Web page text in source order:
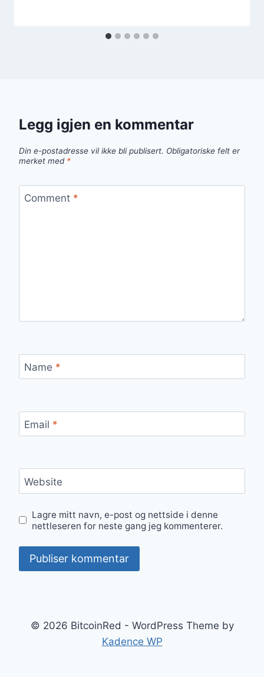
Legg igjen en kommentar
Din e-postadresse vil ikke bli publisert. Obligatoriske felt er
merket med *
Comment *
Name *
Email *
Website
Lagre mitt navn, e-post og nettside i denne
nettleseren for neste gang jeg kommenterer.
© 2026 BitcoinRed - WordPress Theme by
Kadence WP